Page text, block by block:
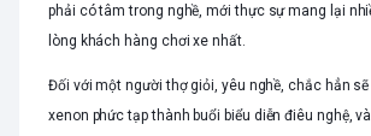
phải có tâm trong nghề, mới thực sự mang lại
lòng khách hàng chơi xe nhất.
Đối với một người thợ giỏi, yêu nghề, chắc hẳn sẽ
xenon phức tạp thành buổi biểu diễn điêu nghệ,